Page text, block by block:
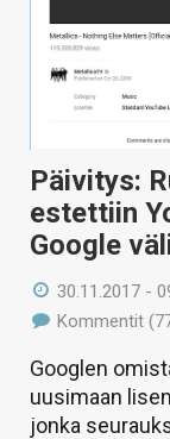
Päivitys:
estettiin
Google
30.11.2017 -
Kommentit
Googlen
uusimaan
jonka